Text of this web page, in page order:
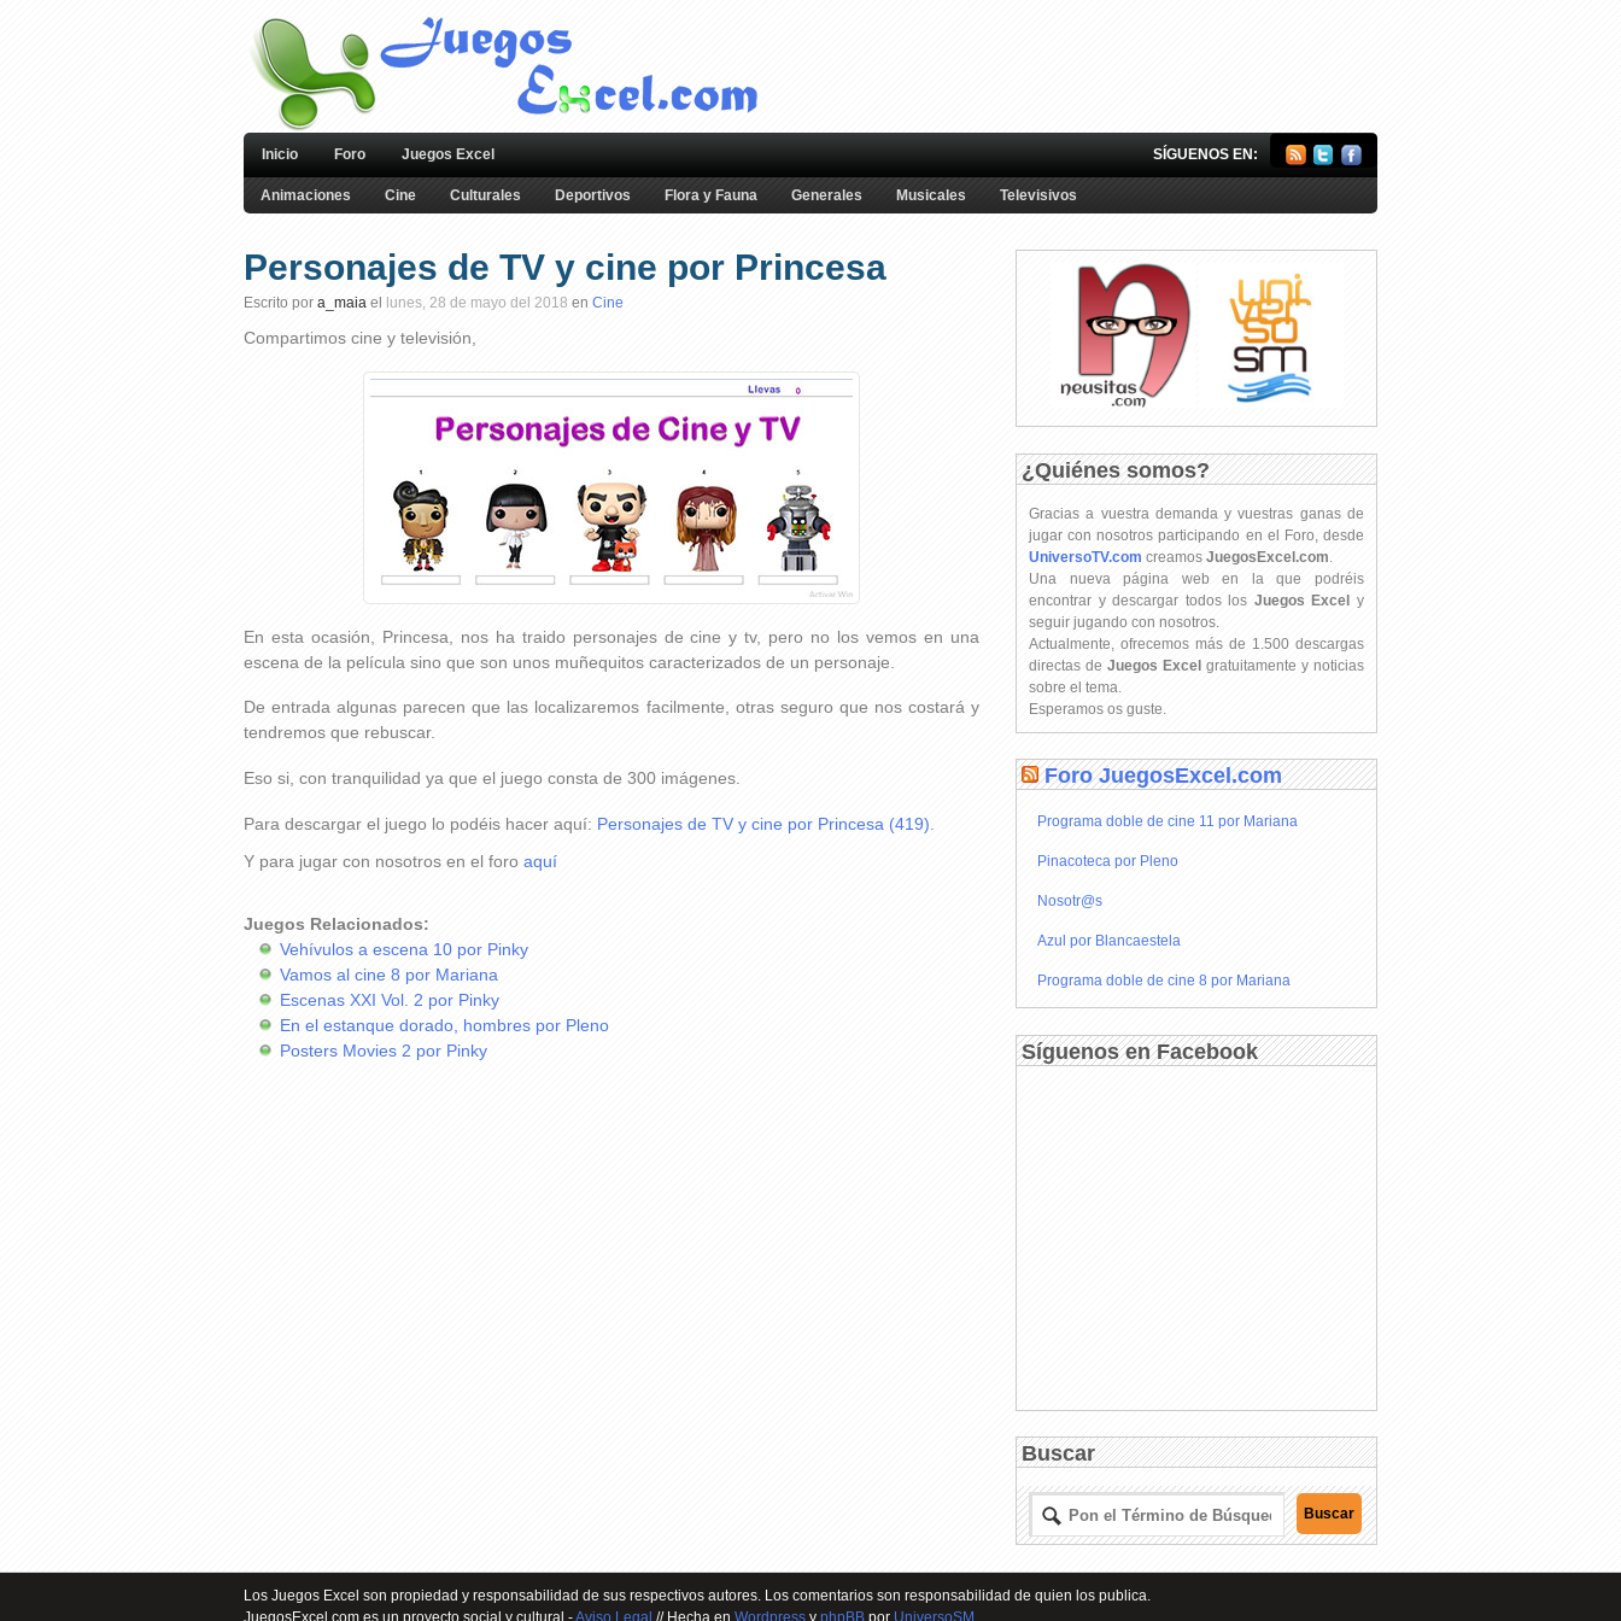
Inicio Foro Juegos Excel SÍGUENOS EN:
Animaciones Cine Culturales Deportivos Flora y Fauna Generales Musicales Televisivos
Personajes de TV y cine por Princesa
Escrito por a_maia el lunes, 28 de mayo del 2018 en Cine
Compartimos cine y televisión,
En esta ocasión, Princesa, nos ha traido personajes de cine y tv, pero no los vemos en una
escena de la película sino que son unos muñequitos caracterizados de un personaje.
De entrada algunas parecen que las localizaremos facilmente, otras seguro que nos costará y
tendremos que rebuscar.
Eso si, con tranquilidad ya que el juego consta de 300 imágenes.
Para descargar el juego lo podéis hacer aquí: Personajes de TV y cine por Princesa (419)
Y para jugar con nosotros en el foro aquí
Juegos Relacionados:
Vehívulos a escena 10 por Pinky
Vamos al cine 8 por Mariana
Escenas XXI Vol. 2 por Pinky
En el estanque dorado, hombres por Pleno
Posters Movies 2 por Pinky
¿Quiénes somos?
Gracias a vuestra demanda y vuestras ganas de
jugar con nosotros participando en el Foro, desde
UniversoTV.com creamos JuegosExcel.com
Una nueva página web en la que podréis
encontrar y descargar todos los Juegos Excel y
seguir jugando con nosotros.
Actualmente, ofrecemos más de 1.500 descargas
directas de Juegos Excel gratuitamente y noticias
sobre el tema.
Esperamos os guste.
Foro JuegosExcel.com
Programa doble de cine 11 por Mariana
Pinacoteca por Pleno
Nosotr@s
Azul por Blancaestela
Programa doble de cine 8 por Mariana
Síguenos en Facebook
Buscar
Los Juegos Excel son propiedad y responsabilidad de sus respectivos autores. Los comentarios son responsabilidad de quien los publica.
JuegosExcel.com es un proyecto social y cultural -Aviso Legal // Hecha en Wordpress y phpBB por UniversoSM